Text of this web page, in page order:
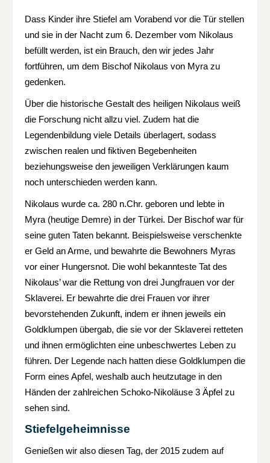
Dass Kinder ihre Stiefel am Vorabend vor die Tür stellen
und sie in der Nacht zum 6. Dezember vom Nikolaus
befüllt werden, ist ein Brauch, den wir jedes Jahr
fortführen, um dem Bischof Nikolaus von Myra zu
gedenken.
Über die historische Gestalt des heiligen Nikolaus weiß
die Forschung nicht allzu viel. Zudem hat die
Legendenbildung viele Details überlagert, sodass
zwischen realen und fiktiven Begebenheiten
beziehungsweise den jeweiligen Verklärungen kaum
noch unterschieden werden kann.
Nikolaus wurde ca. 280 n.Chr. geboren und lebte in
Myra (heutige Demre) in der Türkei. Der Bischof war für
seine guten Taten bekannt. Beispielsweise verschenkte
er Geld an Arme, und bewahrte die Bewohners Myras
vor einer Hungersnot. Die wohl bekannteste Tat des
Nikolaus’ war die Rettung von drei Jungfrauen vor der
Sklaverei. Er bewahrte die drei Frauen vor ihrer
bevorstehenden Zukunft, indem er ihnen jeweils ein
Goldklumpen übergab, die sie vor der Sklaverei retteten
und ihnen ermöglichten eine unbeschwertes Leben zu
führen. Der Legende nach hatten diese Goldklumpen die
Form eines Apfel, weshalb auch heutzutage in den
Händen der zahlreichen Schoko-Nikoläuse 3 Äpfel zu
sehen sind.
Stiefelgeheimnisse
Genießen wir also diesen Tag, der 2015 zudem auf